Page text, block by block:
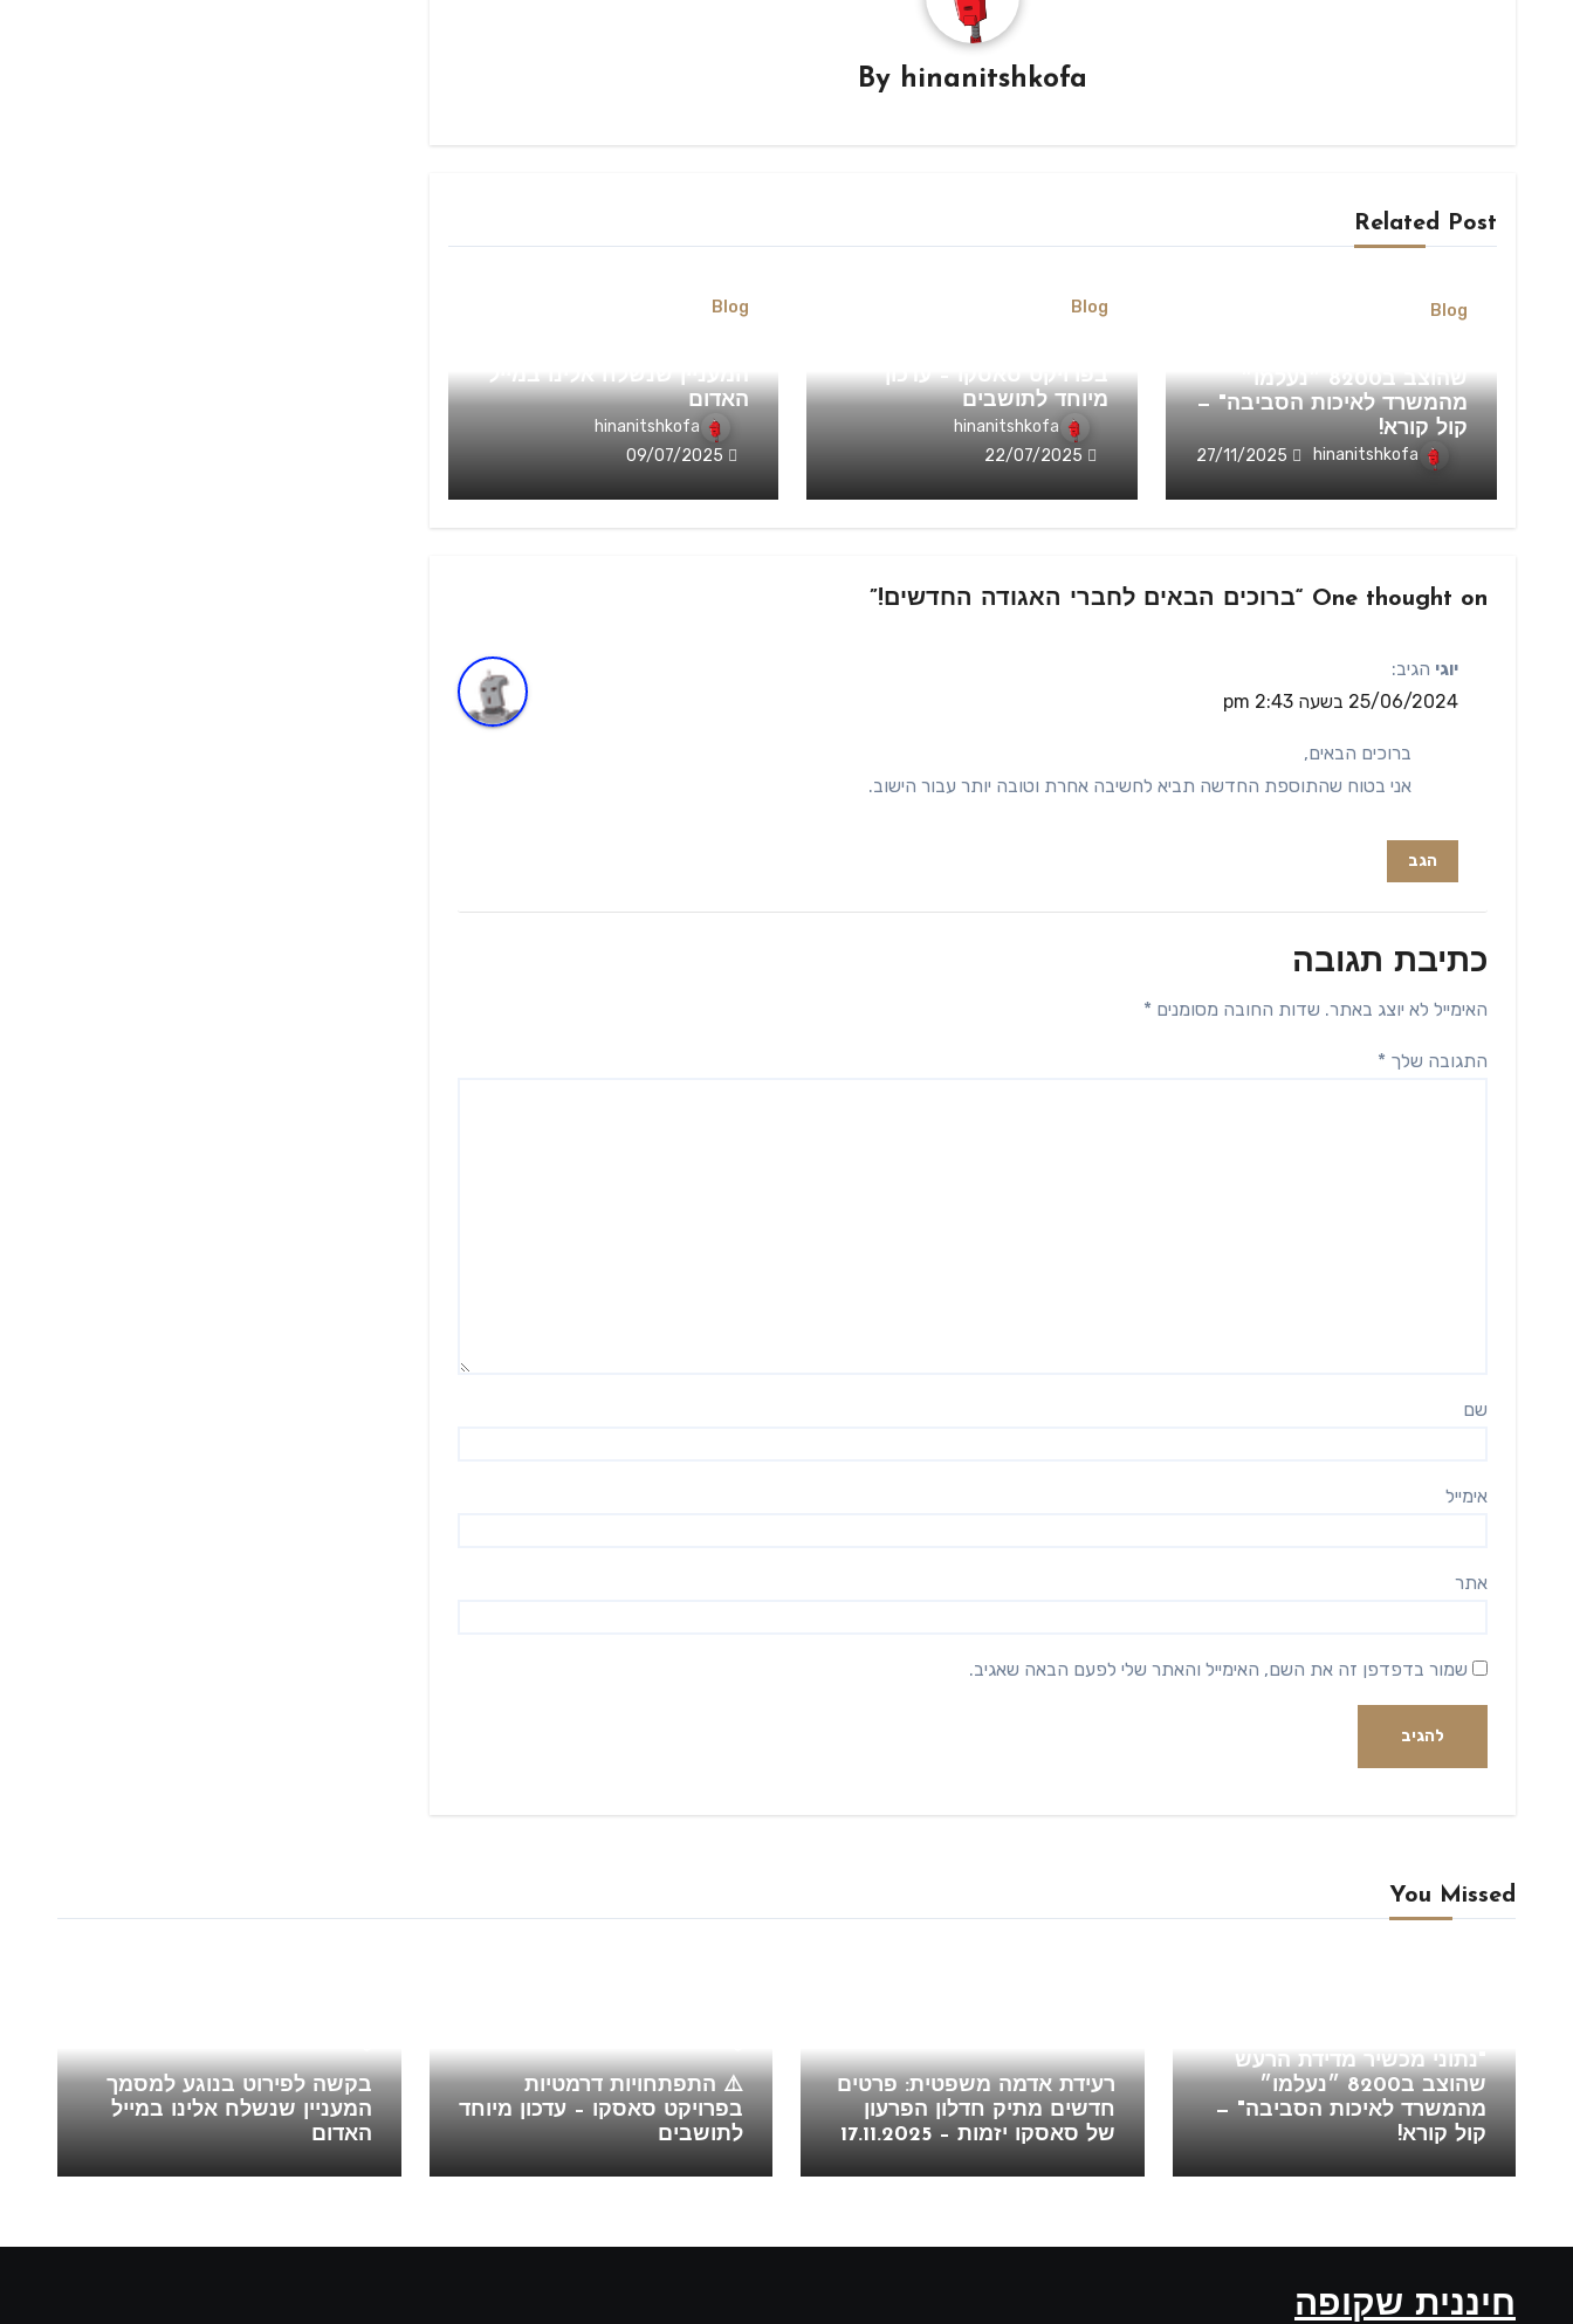
By hinanitshkofa
Related Post
Blog
שהוצב ב8200 ״נעלמו״
מהמשרד לאיכות הסביבה" —
קול קורא!
hinanitshkofa
27/11/2025
Blog
בפרויקט סאסקו – עדכון
מיוחד לתושבים
hinanitshkofa
22/07/2025
Blog
המעניין שנשלח אלינו במייל
האדום
hinanitshkofa
09/07/2025
One thought on “ברוכים הבאים לחברי האגודה החדשים!”
יוגי הגיב:
25/06/2024 בשעה 2:43 pm
ברוכים הבאים,
אני בטוח שהתוספת החדשה תביא לחשיבה אחרת וטובה יותר עבור הישוב.
הגב
כתיבת תגובה
האימייל לא יוצג באתר. שדות החובה מסומנים *
התגובה שלך *
שם
אימייל
אתר
שמור בדפדפן זה את השם, האימייל והאתר שלי לפעם הבאה שאגיב.
You Missed
"נתוני מכשיר מדידת הרעש
שהוצב ב8200 ״נעלמו״
מהמשרד לאיכות הסביבה" —
קול קורא!
רעידת אדמה משפטית: פרטים
חדשים מתיק חדלון הפרעון
של סאסקו יזמות – 17.11.2025
⚠️ התפתחויות דרמטיות
בפרויקט סאסקו – עדכון מיוחד
לתושבים
בקשה לפירוט בנוגע למסמך
המעניין שנשלח אלינו במייל
האדום
חיננית שקופה